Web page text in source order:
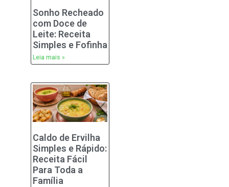
Sonho Recheado
com Doce de
Leite: Receita
Simples e Fofinha
Leia mais »
Caldo de Ervilha
Simples e Rápido:
Receita Fácil
Para Toda a
Família